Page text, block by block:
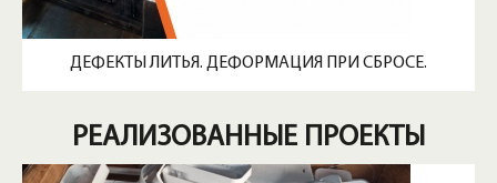
ДЕФЕКТЫ ЛИТЬЯ. ДЕФОРМАЦИЯ ПРИ СБРОСЕ.
РЕАЛИЗОВАННЫЕ ПРОЕКТЫ